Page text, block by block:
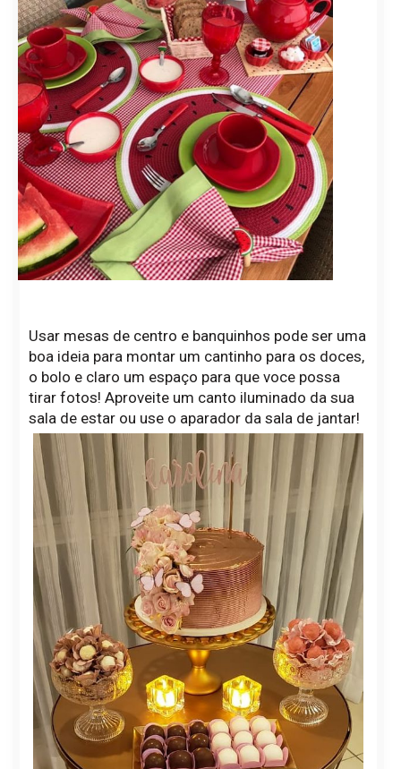
Usar mesas de centro e banquinhos pode ser uma
boa ideia para montar um cantinho para os doces,
o bolo e claro um espaço para que voce possa
tirar fotos! Aproveite um canto iluminado da sua
sala de estar ou use o aparador da sala de jantar!